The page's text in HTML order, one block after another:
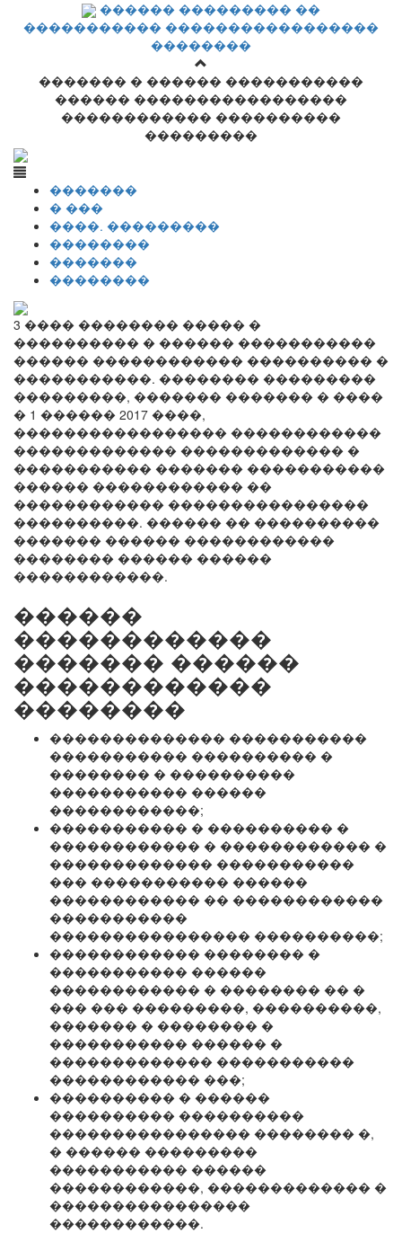
������ ��������� ��
����������� �����������������
��������
������� � ������ �����������
������ �����������������
������������ ����������
���������
�������
� ���
����. ���������
��������
�������
��������
3 ���� �������� ����� �
���������� � ������ �����������
������ ������������ ���������� �
�����������. �������� ���������
���������, ������� ������� � ����
� 1 ������ 2017 ����,
����������������� ������������
������������� ������������� �
����������� ������� �����������
������ ������������ ��
������������ ����������������
����������. ������ �� ����������
������� ������ ������������
�������� ������ ������
������������.
������
������������
������� ������
������������
��������
�������������� �����������
����������� ���������� �
�������� � ����������
����������� ������
������������;
����������� � ���������� �
������������ � ������������ �
������������� �����������
��� ����������� ������
������������ �� ������������
�����������
���������������� ����������;
������������ �������� �
����������� ������
������������ � �������� �� �
��� ��� ���������, ����������,
������� � �������� �
����������� ������ �
������������� �����������
������������ ���;
���������� � ������
���������� ����������
���������������� �������� �,
� ������ ���������
����������� ������
������������, ������������� �
����������������
������������.